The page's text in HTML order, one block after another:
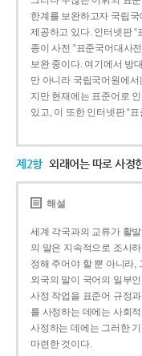
한계를 보완하고자 국립국
제공하고 있다. 인터넷판
종이 사전 “표준국어대사
보완 중이다. 여기에서 방
만 아니라 국립국어원에
지만 현재에는 표준어로
있고, 이 또한 인터넷판 “
제2항 외래어는 따로 사정
해설
세계 각국과의 교류가 활
의 말은 지속적으로 조사
정해 주어야 할 뿐 아니라,
외국의 말이 국어의 일부
사정 작업을 표준어 규정
를 사정하는 데에는 사회
사정하는 데에는 그러한
마련한 것이다.